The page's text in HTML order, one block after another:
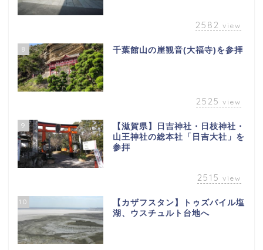
2582 view
8 千葉館山の崖観音(大福寺)を参拝
2525 view
9
【滋賀県】日吉神社・日枝神社・
山王神社の総本社「日吉大社」を
参拝
2515 view
10
【カザフスタン】トゥズバイル塩
湖、ウスチュルト台地へ